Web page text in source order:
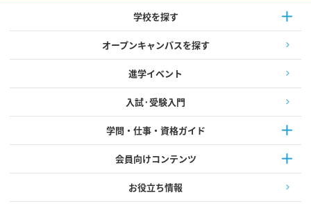
学校を探す
オープンキャンパスを探す
進学イベント
入試·受験入門
学問・仕事・資格ガイド
会員向けコンテンツ
お役立ち情報